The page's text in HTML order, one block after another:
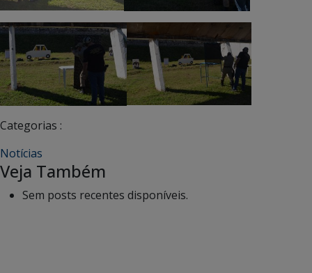
Categorias :
Notícias
Veja Também
Sem posts recentes disponíveis.